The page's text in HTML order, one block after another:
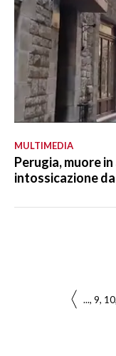
MULTIMEDIA
Perugia, muore
intossicazione
... 9 10